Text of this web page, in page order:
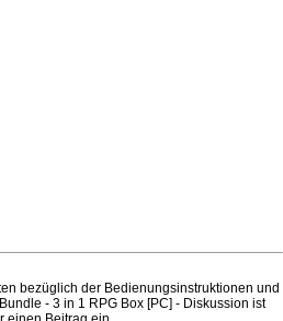
bezüglich der Bedienungsinstruktionen und
- 3 in 1 RPG Box [PC] - Diskussion ist